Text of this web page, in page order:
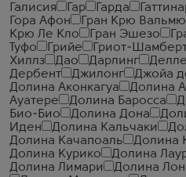
Галисия
Гар Гарда
Гора Афон
Гран Крю
Крю Ле Кло
Гран Эшезо
Туфо
Грийе Гриот-
Хиллз
Дао Дарлинг
Дербент
Джилонг Джойа
Долина Аконкагуа
Долина
Ауатере
Долина Баросса
Био-Био
Долина Дона
Иден
Долина Кальчаки
Долина Качапоаль
Долина
Долина Курико
Долина
Долина Лимари
Долина